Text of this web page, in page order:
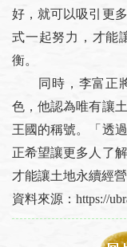
好，就可以吸引更
式一起努力，才能
衡。
同時，李富正將
色，他認為唯有讓
王國的稱號。「透
正希望讓更多人了
才能讓土地永續經營
資料來源：https://